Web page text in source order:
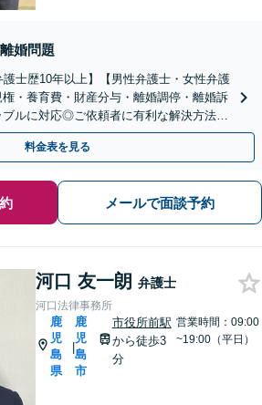
婚問題
護士歴10年以上】【男性弁護士・女性弁護
・養育費・財産分与・離婚調停・離婚訴
ルに対応◎ご依頼者に有利な解決方法を
ース有り】【駐車場有り】
料金表を見る
メールで面談予約
河口 友一朗 弁護士
河口法律事務所
鹿
児
島
県
|
鹿
児
島
市
市役所前駅
から徒歩3
分
営業時間：09:00
~19:00（平日）